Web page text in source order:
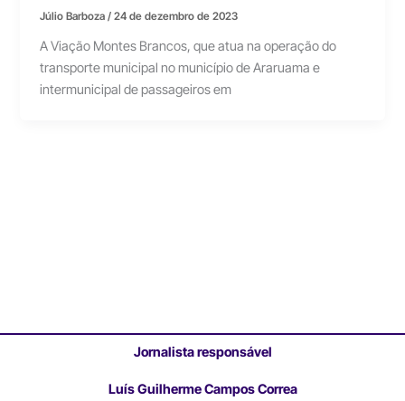
Júlio Barboza/24 de dezembro de 2023
A Viação Montes Brancos, que atua na operação do
transporte municipal no município de Araruama e
intermunicipal de passageiros em
Jornalista responsável
Luís Guilherme Campos Correa